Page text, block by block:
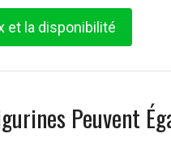
et la disponibilité
Peuvent